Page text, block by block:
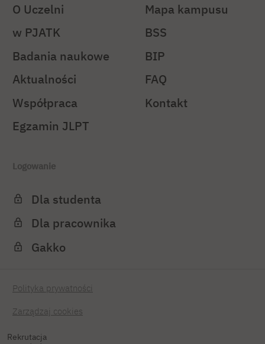
Rekrutacja
O Uczelni
w PJATK
Badania naukowe
Aktualności
Współpraca
Egzamin JLPT
Mapa kampusu
BSS
BIP
FAQ
Kontakt
Logowanie
Dla studenta
Dla pracownika
Gakko
Polityka prywatności
Zarządzaj cookies